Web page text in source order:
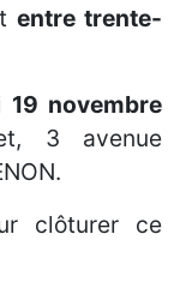
entre trente-
19 novembre
3 avenue
clôturer ce